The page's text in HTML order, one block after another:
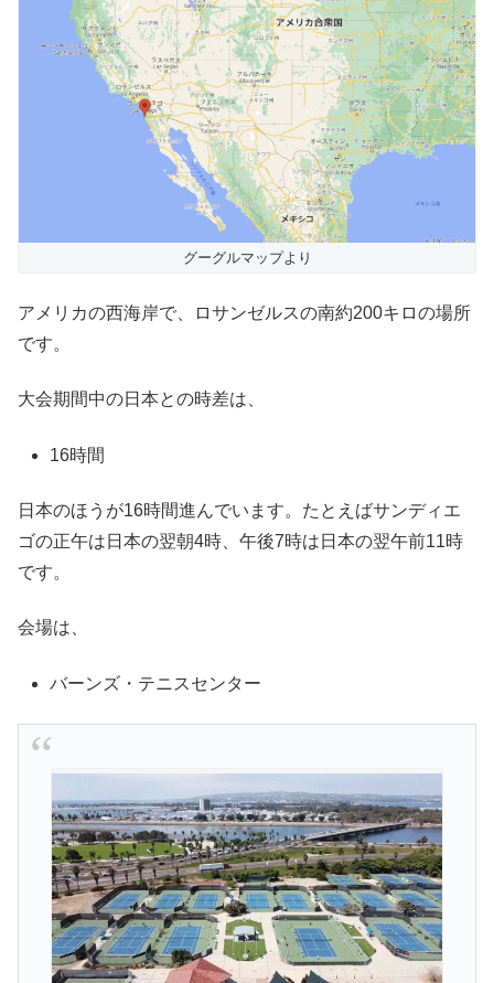
グーグルマップより
アメリカの西海岸で、ロサンゼルスの南約200キロの場所
です。
大会期間中の日本との時差は、
16時間
日本のほうが16時間進んでいます。たとえばサンディエ
ゴの正午は日本の翌朝4時、午後7時は日本の翌午前11時
です。
会場は、
バーンズ・テニスセンター